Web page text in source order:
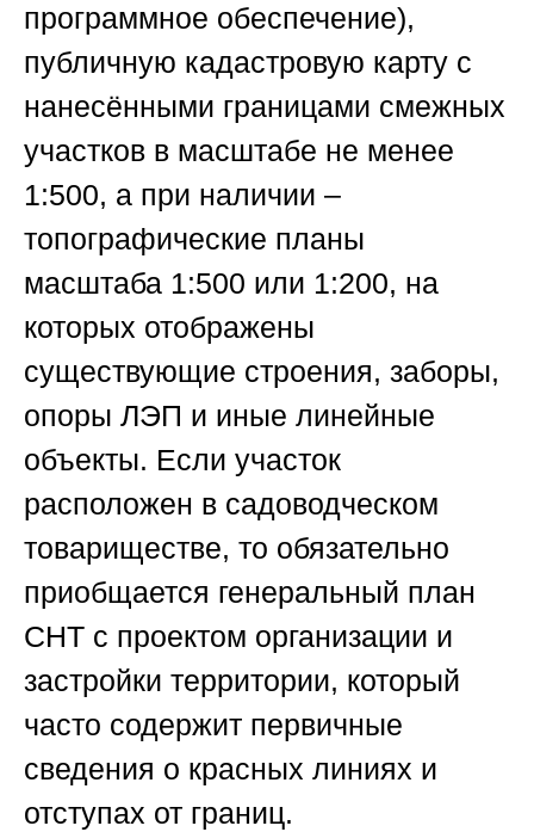
программное обеспечение),
публичную кадастровую карту с
нанесёнными границами смежных
участков в масштабе не менее
1:500, а при наличии –
топографические планы
масштаба 1:500 или 1:200, на
которых отображены
существующие строения, заборы,
опоры ЛЭП и иные линейные
объекты. Если участок
расположен в садоводческом
товариществе, то обязательно
приобщается генеральный план
СНТ с проектом организации и
застройки территории, который
часто содержит первичные
сведения о красных линиях и
отступах от границ.